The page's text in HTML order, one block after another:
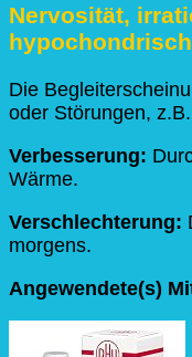
Nervosität,
Die
oder Störungen,
Verbesserung:
Wärme.
Verschlechterung:
morgens.
Angewendete(s)